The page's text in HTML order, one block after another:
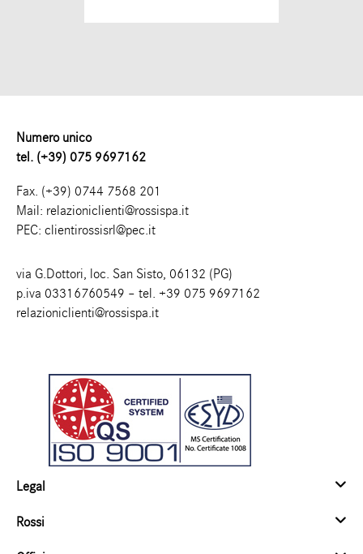
Numero unico
tel. (+39) 075 9697162
Fax. (+39) 0744 7568 201
Mail: relazioniclienti@rossispa.it
PEC: clientirossisrl@pec.it
via G.Dottori, loc. San Sisto, 06132 (PG)
p.iva 03316760549 – tel. +39 075 9697162
relazioniclienti@rossispa.it
Legal
Rossi